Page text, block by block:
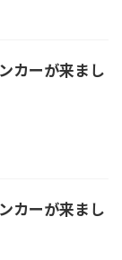
カーが来まし
カーが来まし